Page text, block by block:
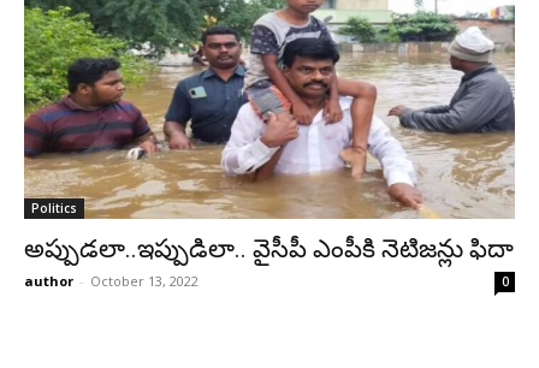
Politics
అప్పుడలా..ఇప్పుడిలా.. వైసీపీ ఎంపీకి నెటిజన్లు ఫిదా
author - October 13, 2022 0